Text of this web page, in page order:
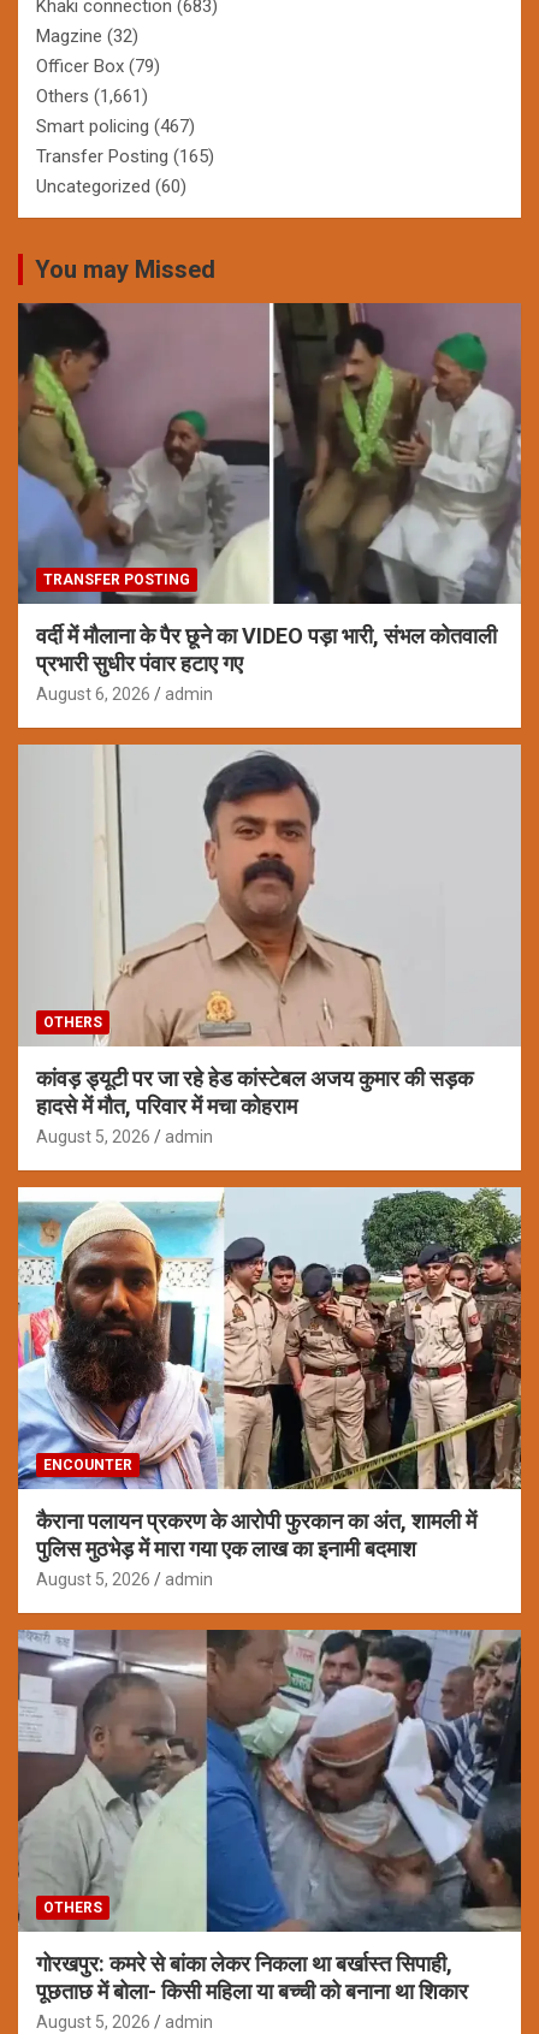
Khaki connection (683)
Magzine (32)
Officer Box (79)
Others (1,661)
Smart policing (467)
Transfer Posting (165)
Uncategorized (60)
You may Missed
TRANSFER POSTING
वर्दी में मौलाना के पैर छूने का VIDEO पड़ा भारी, संभल कोतवाली
प्रभारी सुधीर पंवार हटाए गए
August 6, 2026 admin
OTHERS
कांवड़ ड्यूटी पर जा रहे हेड कांस्टेबल अजय कुमार की सड़क
हादसे में मौत, परिवार में मचा कोहराम
August 5, 2026 admin
ENCOUNTER
कैराना पलायन प्रकरण के आरोपी फुरकान का अंत, शामली में
पुलिस मुठभेड़ में मारा गया एक लाख का इनामी बदमाश
August 5, 2026 admin
OTHERS
गोरखपुर: कमरे से बांका लेकर निकला था बर्खास्त सिपाही,
पूछताछ में बोला- किसी महिला या बच्ची को बनाना था शिकार
August 5, 2026 admin